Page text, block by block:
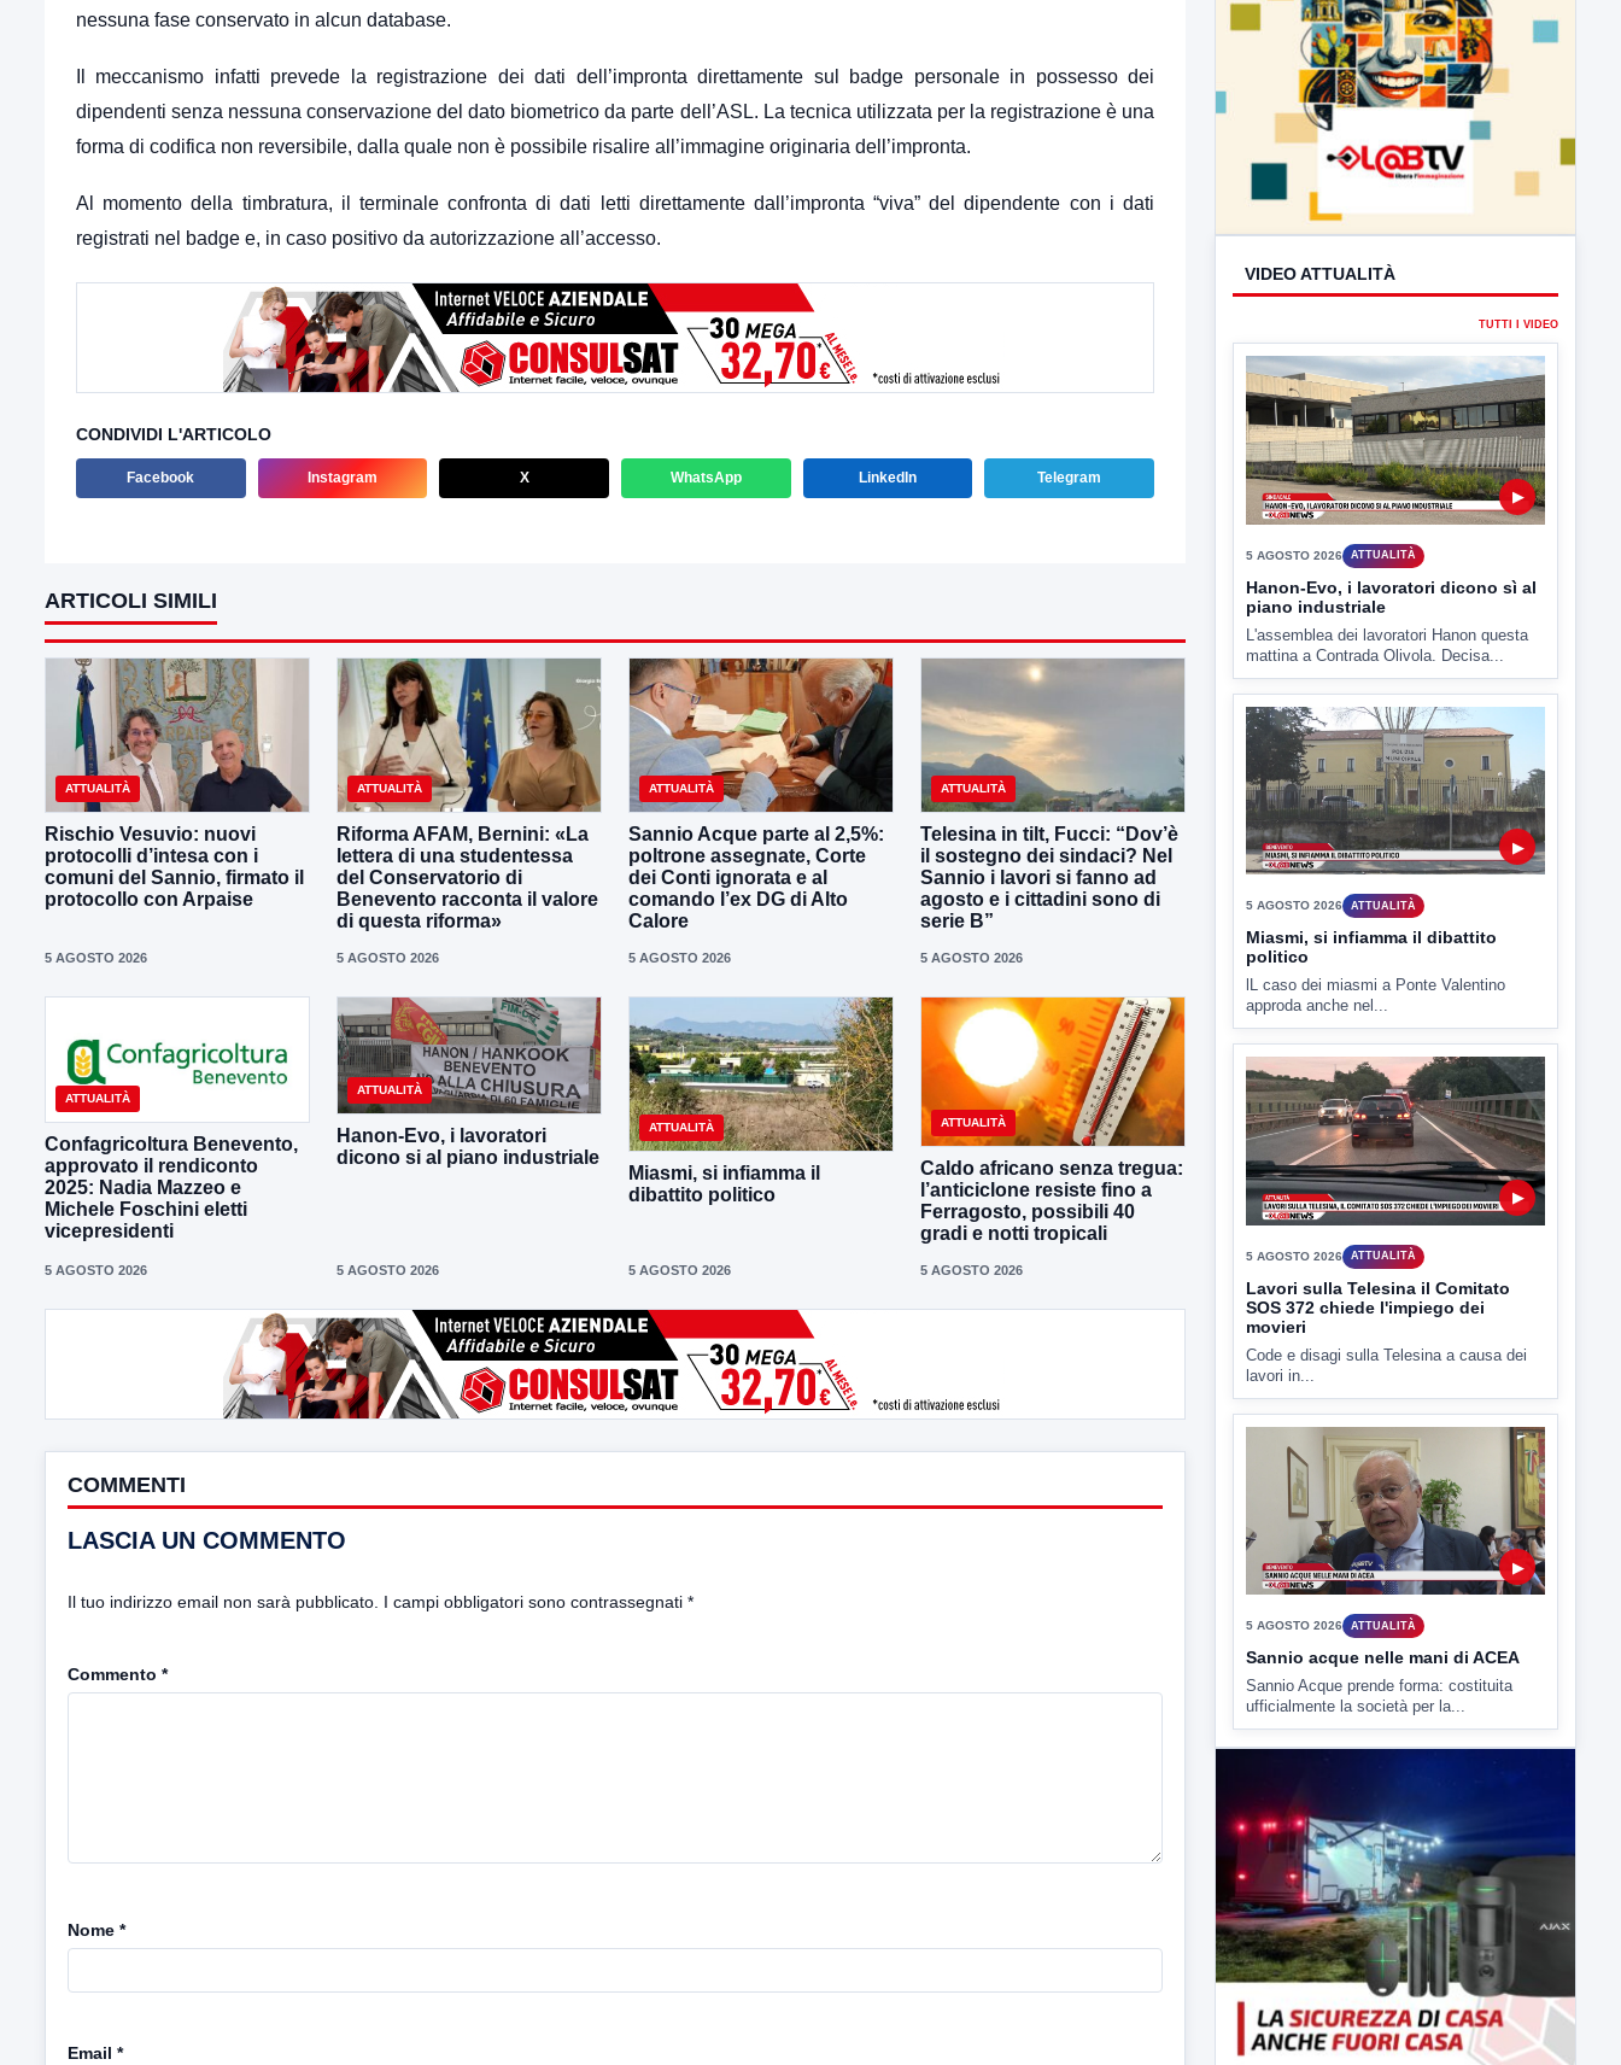
nessuna fase conservato in alcun database.
Il meccanismo infatti prevede la registrazione dei dati dell’impronta direttamente sul badge personale in possesso dei
dipendenti senza nessuna conservazione del dato biometrico da parte dell’ASL. La tecnica utilizzata per la registrazione è una
forma di codifica non reversibile, dalla quale non è possibile risalire all’immagine originaria dell’impronta.
Al momento della timbratura, il terminale confronta di dati letti direttamente dall’impronta “viva” del dipendente con i dati
registrati nel badge e, in caso positivo da autorizzazione all’accesso.
CONDIVIDI L'ARTICOLO
Facebook Instagram X WhatsApp LinkedIn Telegram
ARTICOLI SIMILI
ATTUALITÀ
Rischio Vesuvio: nuovi
protocolli d’intesa con i
comuni del Sannio, firmato il
protocollo con Arpaise
5 AGOSTO 2026
ATTUALITÀ
Riforma AFAM, Bernini: «La
lettera di una studentessa
del Conservatorio di
Benevento racconta il valore
di questa riforma»
5 AGOSTO 2026
ATTUALITÀ
Sannio Acque parte al 2,5%:
poltrone assegnate, Corte
dei Conti ignorata e al
comando l’ex DG di Alto
Calore
5 AGOSTO 2026
ATTUALITÀ
Telesina in tilt, Fucci: “Dov’è
il sostegno dei sindaci? Nel
Sannio i lavori si fanno ad
agosto e i cittadini sono di
serie B”
5 AGOSTO 2026
ATTUALITÀ
Confagricoltura Benevento,
approvato il rendiconto
2025: Nadia Mazzeo e
Michele Foschini eletti
vicepresidenti
5 AGOSTO 2026
ATTUALITÀ
Hanon-Evo, i lavoratori
dicono si al piano industriale
5 AGOSTO 2026
ATTUALITÀ
Miasmi, si infiamma il
dibattito politico
5 AGOSTO 2026
ATTUALITÀ
Caldo africano senza tregua:
l’anticiclone resiste fino a
Ferragosto, possibili 40
gradi e notti tropicali
5 AGOSTO 2026
COMMENTI
LASCIA UN COMMENTO
Il tuo indirizzo email non sarà pubblicato. I campi obbligatori sono contrassegnati *
Commento *
Nome *
Email *
VIDEO ATTUALITÀ
TUTTI I VIDEO
▶
Hanon-Evo, i lavoratori dicono sì al
piano industriale
L'assemblea dei lavoratori Hanon questa
mattina a Contrada Olivola. Decisa...
Miasmi, si infiamma il dibattito
politico
lL caso dei miasmi a Ponte Valentino
approda anche nel...
5 AGOSTO 2026
Lavori sulla Telesina il Comitato
SOS 372 chiede l'impiego dei
movieri
Code e disagi sulla Telesina a causa dei
lavori in...
▶
5 AGOSTO 2026 ATTUALITÀ
Sannio acque nelle mani di ACEA
ufficialmente la società per la...